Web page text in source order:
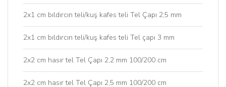
2x1 cm bıldırcın teli/kuş kafes teli Tel Çapı 2,5 mm
2x1 cm bıldırcın teli/kuş kafes teli Tel çapı 3 mm
2x2 cm hasır tel Tel Çapı 2,2 mm 100/200 cm
2x2 cm hasır tel Tel Çapı 2,5 mm 100/200 cm